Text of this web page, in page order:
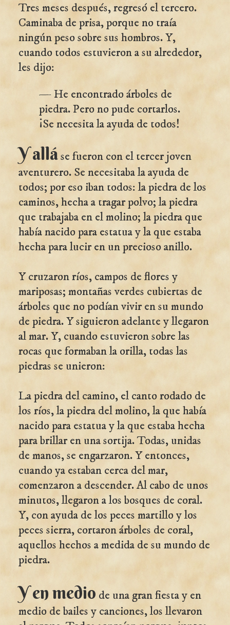
Tres meses después, regresó el tercero.
Caminaba de prisa, porque no traía
ningún peso sobre sus hombros. Y,
cuando todos estuvieron a su alrededor,
les dijo:
— He encontrado árboles de
piedra. Pero no pude cortarlos.
¡Se necesita la ayuda de todos!
Y alláse fueron con el tercer joven
aventurero. Se necesitaba la ayuda de
todos; por eso iban todos: la piedra de los
caminos, hecha a tragar polvo; la piedra
que trabajaba en el molino; la piedra que
había nacido para estatua y la que estaba
hecha para lucir en un precioso anillo.
Y cruzaron ríos, campos de flores y
mariposas; montañas verdes cubiertas de
árboles que no podían vivir en su mundo
de piedra. Y siguieron adelante y llegaron
al mar. Y, cuando estuvieron sobre las
rocas que formaban la orilla, todas las
piedras se unieron:
La piedra del camino, el canto rodado de
los ríos, la piedra del molino, la que había
nacido para estatua y la que estaba hecha
para brillar en una sortija. Todas, unidas
de manos, se engarzaron. Y entonces,
cuando ya estaban cerca del mar,
comenzaron a descender. Al cabo de unos
minutos, llegaron a los bosques de coral.
Y, con ayuda de los peces martillo y los
peces sierra, cortaron árboles de coral,
aquellos hechos a medida de su mundo de
piedra.
Y en medio de una gran fiesta y en
medio de bailes y canciones, los llevaron